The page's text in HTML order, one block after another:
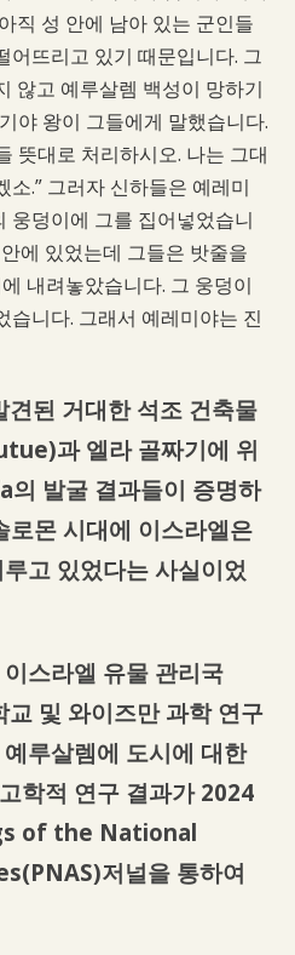
직 성 안에 남아 있는 군인들
어뜨리고 있기 때문입니다. 그
않고 예루살렘 백성이 망하기
야 왕이 그들에게 말했습니다.
뜻대로 처리하시오. 나는 그대
.” 그러자 신하들은 예레미
웅덩이에 그를 집어넣었습니
에 있었는데 그들은 밧줄을
내려놓았습니다. 그 웅덩이
습니다. 그래서 예레미야는 진
된 거대한 석조 건축물
과 엘라 골짜기에 위
발굴 결과들이 증명하
로몬 시대에 이스라엘은
고 있었다는 사실이었
스라엘 유물 관리국
및 와이즈만 과학 연구
루살렘에 도시에 대한
학적 연구 결과가 2024
of the National
저널을 통하여